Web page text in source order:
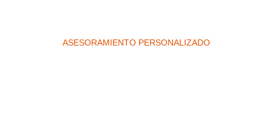
ASESORAMIENTO PERSONALIZADO